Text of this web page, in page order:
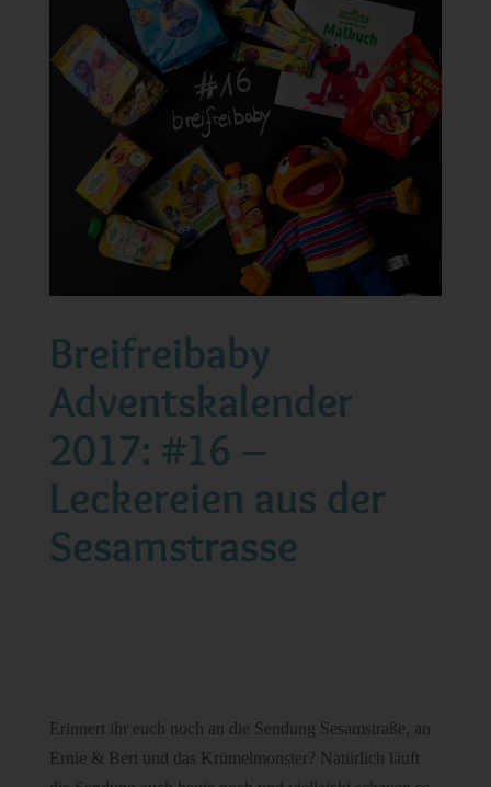
Breifreibaby
Adventskalender
2017: #16 –
Leckereien aus der
Sesamstrasse
Erinnert ihr euch noch an die Sendung Sesamstraße, an
Ernie & Bert und das Krümelmonster? Natürlich läuft